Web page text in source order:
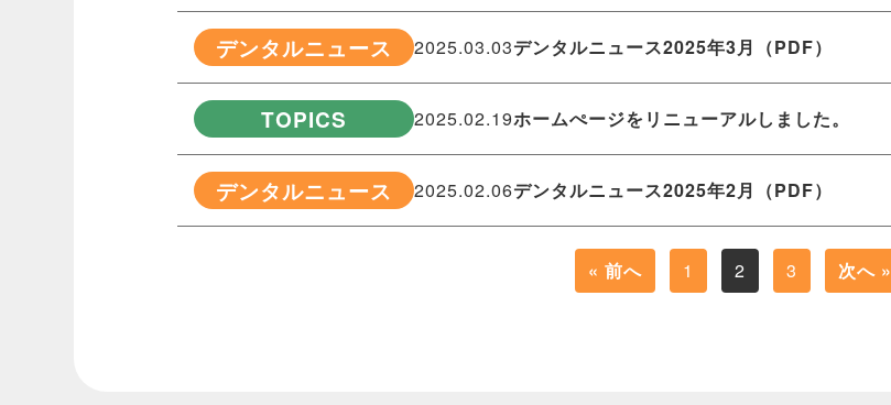
デンタルニュース 2025.03.03デンタルニュース2025年3月（PDF）
TOPICS 2025.02.19ホームぺージをリニューアルしました。
デンタルニュース 2025.02.06デンタルニュース2025年2月（PDF）
« 前へ 1 2 3 次へ »